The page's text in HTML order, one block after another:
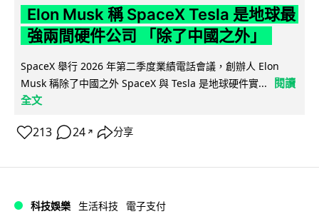
Elon Musk 稱 SpaceX Tesla 是地球最
強兩間硬件公司 「除了中國之外」
SpaceX 舉行 2026 年第二季度業績電話會議，創辦人 Elon
Musk 稱除了中國之外 SpaceX 與 Tesla 是地球硬件實...
閱讀
全文
213 24 ↗ 分享
科技娛樂 生活科技 電子支付